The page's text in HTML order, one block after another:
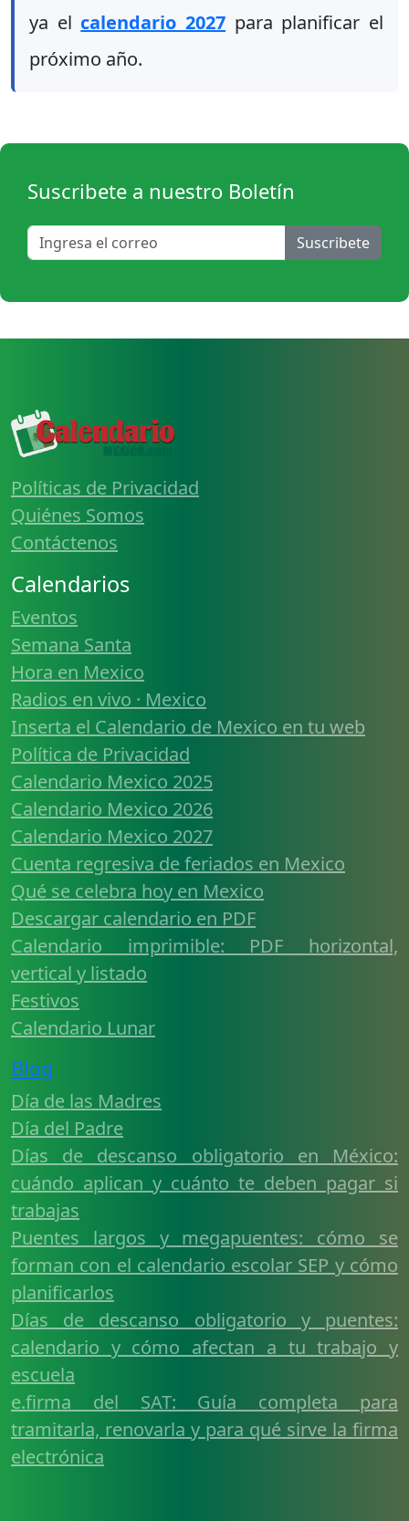
ya el calendario 2027 para planificar el
próximo año.
Suscribete a nuestro Boletín
Suscribete
Políticas de Privacidad
Quiénes Somos
Contáctenos
Calendarios
Eventos
Semana Santa
Hora en Mexico
Radios en vivo · Mexico
Inserta el Calendario de Mexico en tu web
Política de Privacidad
Calendario Mexico 2025
Calendario Mexico 2026
Calendario Mexico 2027
Cuenta regresiva de feriados en Mexico
Qué se celebra hoy en Mexico
Descargar calendario en PDF
Calendario imprimible: PDF horizontal,
vertical y listado
Festivos
Calendario Lunar
Blog
Día de las Madres
Día del Padre
Días de descanso obligatorio en México:
cuándo aplican y cuánto te deben pagar si
trabajas
Puentes largos y megapuentes: cómo se
forman con el calendario escolar SEP y cómo
planificarlos
Días de descanso obligatorio y puentes:
calendario y cómo afectan a tu trabajo y
escuela
e.firma del SAT: Guía completa para
tramitarla, renovarla y para qué sirve la firma
electrónica